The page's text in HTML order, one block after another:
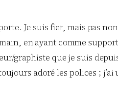
Je suis fier, mais pas
en ayant comme
graphiste que je suis
adoré les polices ;